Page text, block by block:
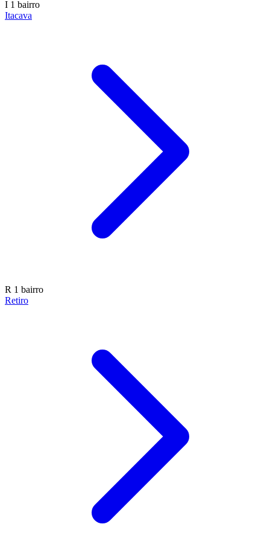
I 1 bairro
Itacava
R 1 bairro
Retiro